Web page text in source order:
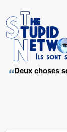
Deux choses